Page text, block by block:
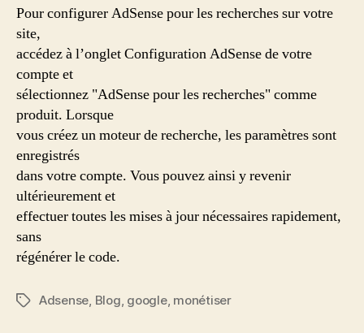
Pour configurer AdSense pour les recherches sur votre
site,
accédez à l’onglet Configuration AdSense de votre
compte et
sélectionnez "AdSense pour les recherches" comme
produit. Lorsque
vous créez un moteur de recherche, les paramètres sont
enregistrés
dans votre compte. Vous pouvez ainsi y revenir
ultérieurement et
effectuer toutes les mises à jour nécessaires rapidement,
sans
régénérer le code.
Étiquettes
Adsense, Blog, google, monétiser